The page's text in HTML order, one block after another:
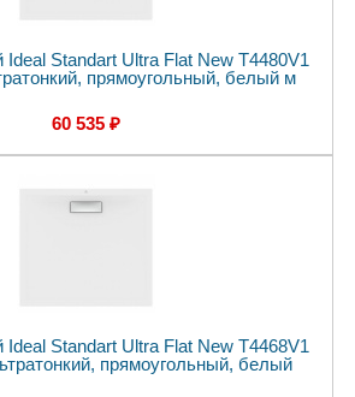
Standart Ultra Flat New T4480V1
прямоугольный, белый м
60 535 ₽
Standart Ultra Flat New T4468V1
прямоугольный, белый